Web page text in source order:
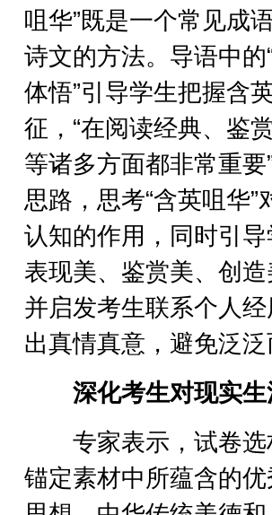
咀华”既是一个常见成
诗文的方法。导语中
体悟”引导学生把握含
征，“在阅读经典、鉴
等诸多方面都非常重
思路，思考“含英咀华
认知的作用，同时引
表现美、鉴赏美、创
并启发考生联系个人
出真情真意，避免泛泛
深化考生对现实生
专家表示，试卷选
锚定素材中所蕴含的